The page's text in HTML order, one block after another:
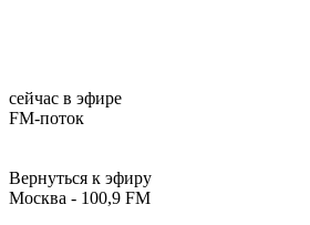
сейчас в эфире
FM-поток
Вернуться к эфиру
Москва - 100,9 FM